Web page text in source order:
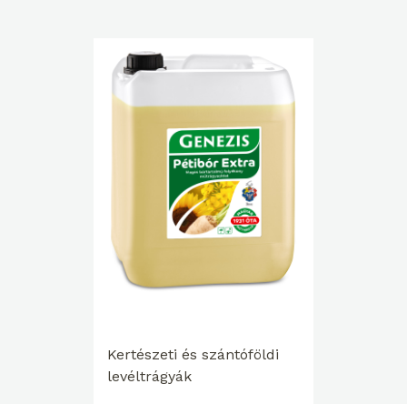
Kertészeti és szántóföldi
levéltrágyák